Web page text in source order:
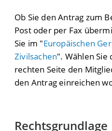
Ob Sie den Antrag zum
Post oder per Fax
Sie im "Europäischen
Zivilsachen". Wählen Sie
rechten Seite den
den Antrag einreichen
Rechtsgrundlage